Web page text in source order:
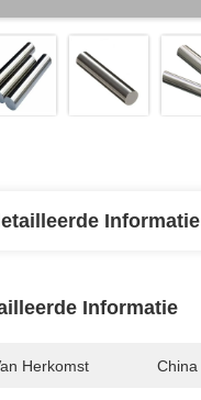
Informatie
Informatie
Herkomst China